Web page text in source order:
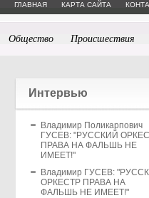
ГЛАВНАЯ КАРТА САЙТА
Общество Происшествия
Интервью
Владимир Поликарпович
ГУСЕВ: "РУССКИЙ
ПРАВА НА ФАЛЬШЬ НЕ
ИМЕЕТ!"
Владимир ГУСЕВ:
ОРКЕСТР ПРАВА НА
ФАЛЬШЬ НЕ ИМЕЕТ!"